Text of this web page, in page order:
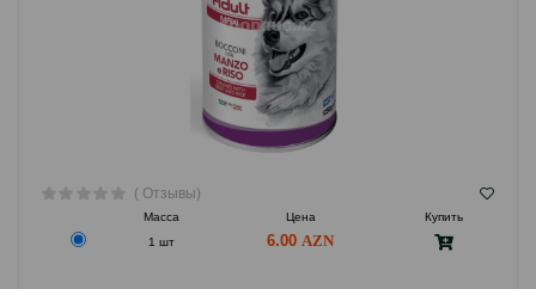
всей жизни. Рецепты корма разработаны с учетом
размера, возраста, веса, активности животного и его
предпочтений в питании.
Страна производитель: Италия.
( Отзывы)
Масса Цена
Купить
1 шт
6.00